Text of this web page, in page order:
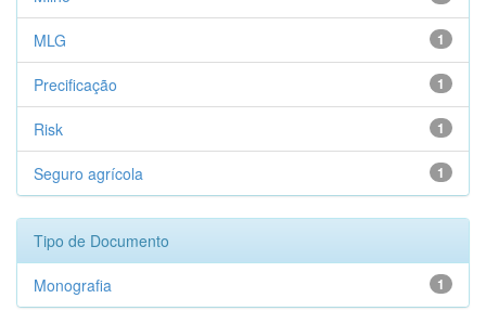
1
MLG
1
Precificação
1
Risk
1
Seguro agrícola
Tipo de Documento
1
Monografia